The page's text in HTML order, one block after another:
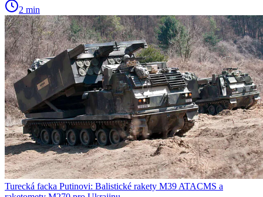
2 min
Turecká facka Putinovi: Balistické rakety M39 ATACMS a